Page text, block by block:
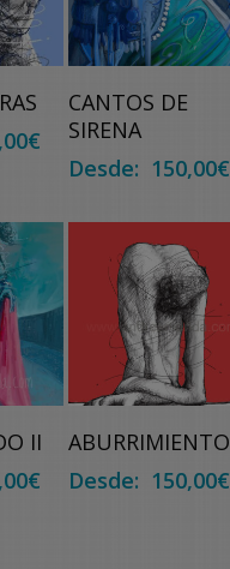
€
Seleccionar
Opciones
CANTOS DE
SIRENA
Desde: 150,00€
II
€
Seleccionar
ABURRIMIENTO
Desde: 150,00€